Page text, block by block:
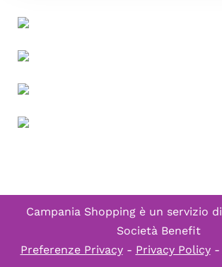
Campania Shopping è un servizio di
Società Benefit
Preferenze Privacy- Privacy Policy-